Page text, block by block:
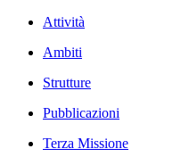
Attività
Ambiti
Strutture
Pubblicazioni
Terza Missione